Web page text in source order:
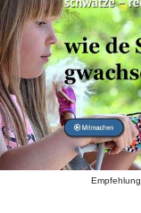
Empfehlung